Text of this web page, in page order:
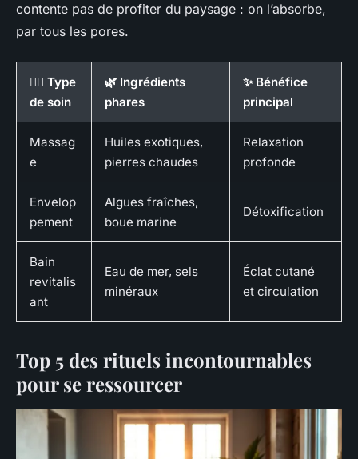
contente pas de profiter du paysage : on l’absorbe,
par tous les pores.
💆‍♀️ Type
de soin
🌿 Ingrédients
phares
✨ Bénéfice
principal
Massag
e
Huiles exotiques,
pierres chaudes
Relaxation
profonde
Envelop
pement
Algues fraîches,
boue marine
Détoxification
Bain
revitalis
ant
Eau de mer, sels
minéraux
Éclat cutané
et circulation
Top 5 des rituels incontournables
pour se ressourcer